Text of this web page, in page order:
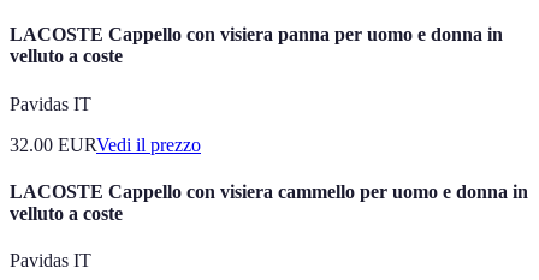
LACOSTE Cappello con visiera panna per uomo e donna in
velluto a coste
Pavidas IT
32.00 EURVedi il prezzo
LACOSTE Cappello con visiera cammello per uomo e donna in
velluto a coste
Pavidas IT